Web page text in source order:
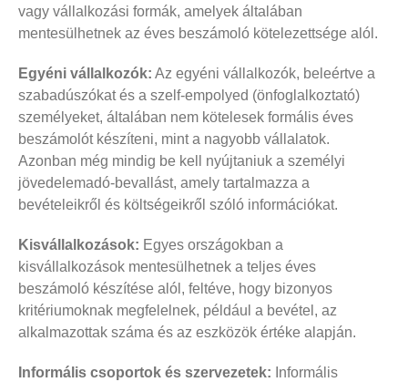
vagy vállalkozási formák, amelyek általában
mentesülhetnek az éves beszámoló kötelezettsége alól.
Egyéni vállalkozók: Az egyéni vállalkozók, beleértve a
szabadúszókat és a szelf-empolyed (önfoglalkoztató)
személyeket, általában nem kötelesek formális éves
beszámolót készíteni, mint a nagyobb vállalatok.
Azonban még mindig be kell nyújtaniuk a személyi
jövedelemadó-bevallást, amely tartalmazza a
bevételeikről és költségeikről szóló információkat.
Kisvállalkozások: Egyes országokban a
kisvállalkozások mentesülhetnek a teljes éves
beszámoló készítése alól, feltéve, hogy bizonyos
kritériumoknak megfelelnek, például a bevétel, az
alkalmazottak száma és az eszközök értéke alapján.
Informális csoportok és szervezetek: Informális